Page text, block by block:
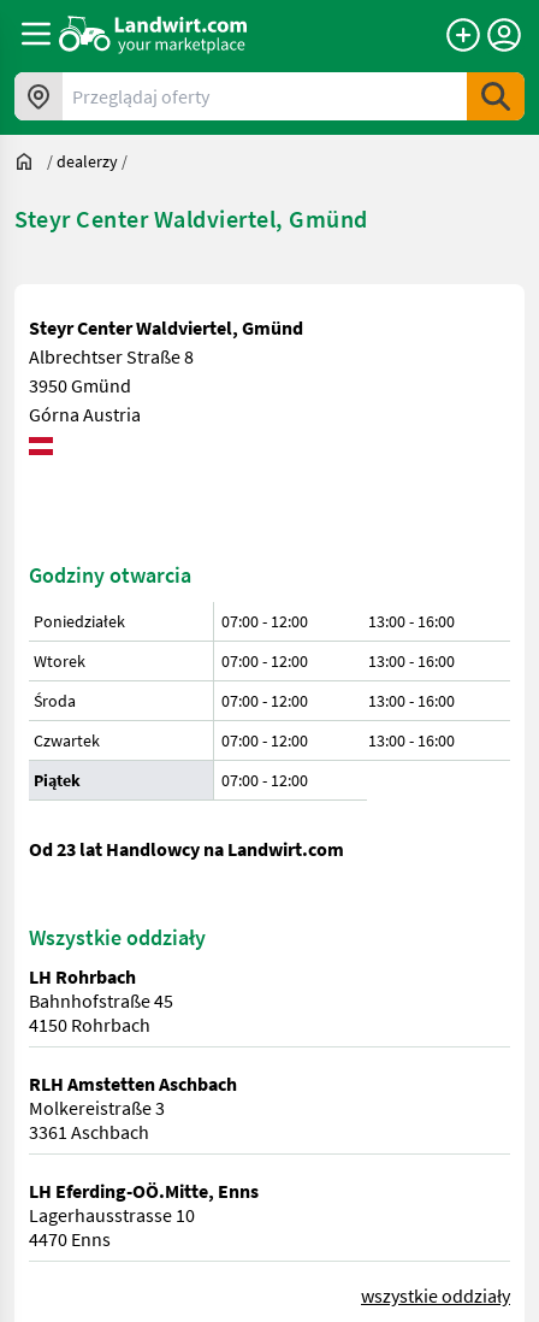
Przeglądaj oferty
/dealerzy /
Steyr Center Waldviertel, Gmünd
Steyr Center Waldviertel, Gmünd
Albrechtser Straße 8
3950 Gmünd
Górna Austria
Godziny otwarcia
Poniedziałek 07:00 - 12:00
13:00 - 16:00
Wtorek
07:00 - 12:00
13:00 - 16:00
Środa
07:00 - 12:00
13:00 - 16:00
Czwartek
07:00 - 12:00
13:00 - 16:00
Piątek
07:00- 12:00
Od 23 lat Handlowcy na Landwirt.com
Wszystkie oddziały
LH Rohrbach
Bahnhofstraße 45
4150 Rohrbach
RLH Amstetten Aschbach
Molkereistraße 3
3361 Aschbach
LH Eferding-OÖ.Mitte, Enns
Lagerhausstrasse 10
4470 Enns
wszystkie oddziały